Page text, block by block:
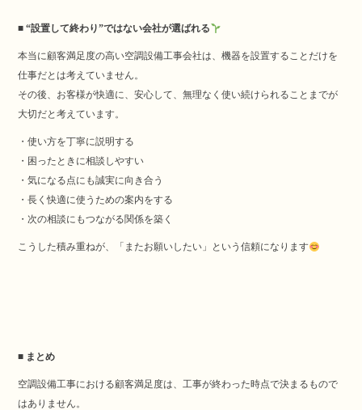
■ “設置して終わり”ではない会社が選ばれる
本当に顧客満足度の高い空調設備工事会社は、機器を設置することだけを
仕事だとは考えていません。
その後、お客様が快適に、安心して、無理なく使い続けられることまでが
大切だと考えています。
・使い方を丁寧に説明する
・困ったときに相談しやすい
・気になる点にも誠実に向き合う
・長く快適に使うための案内をする
・次の相談にもつながる関係を築く
こうした積み重ねが、「またお願いしたい」という信頼になります
■ まとめ
空調設備工事における顧客満足度は、工事が終わった時点で決まるもので
はありません。